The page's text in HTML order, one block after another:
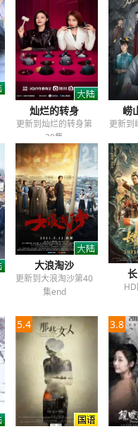
灿烂的转身
更新到灿烂的转身第
20集
崂
更新到
大浪淘沙
更新到大浪淘沙第40
集end
5.4 3.8